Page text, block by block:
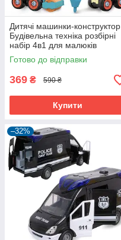
Дитячі машинки-конструктор
Будівельна техніка розбірні
набір 4в1 для малюків
Різнокольоровий (60714)
Готово до відправки
369 ₴ 590 ₴
Купити
–32%